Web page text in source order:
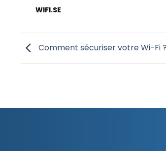
WIFI.SE
Comment sécuriser votre Wi-Fi